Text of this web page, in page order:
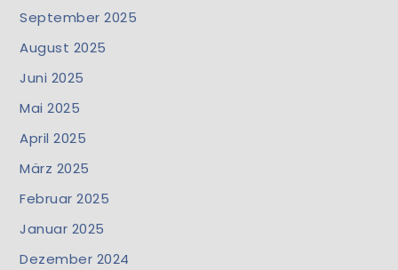
September 2025
August 2025
Juni 2025
Mai 2025
April 2025
März 2025
Februar 2025
Januar 2025
Dezember 2024